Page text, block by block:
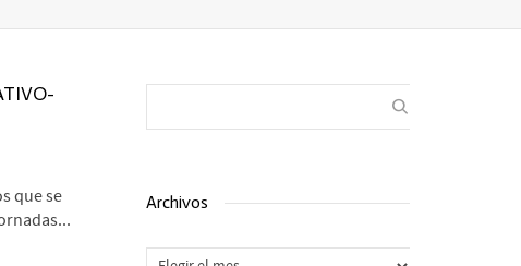
que se
Archivos
Archivos